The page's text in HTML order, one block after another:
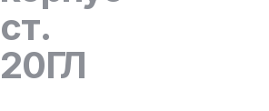
ст.
20ГЛ